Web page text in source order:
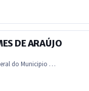
DE ARAÚJO
do Municipio …